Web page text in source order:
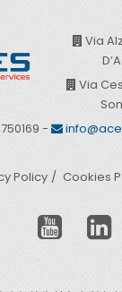
Via
Via
-
Policy Cookies